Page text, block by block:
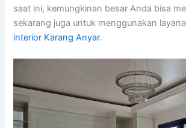
saat ini, kemungkinan besar Anda bisa
sekarang juga untuk menggunakan
interior Karang Anyar.